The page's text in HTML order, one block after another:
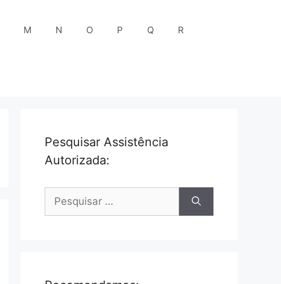
M N O P Q R
Pesquisar Assistência
Autorizada:
Pesquisar